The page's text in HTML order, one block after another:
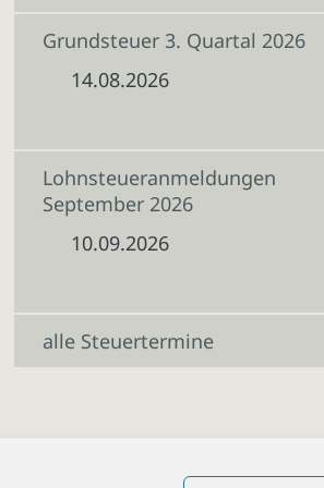
Grundsteuer 3. Quartal 2026
14.08.2026
Lohnsteueranmeldungen
September 2026
10.09.2026
alle Steuertermine